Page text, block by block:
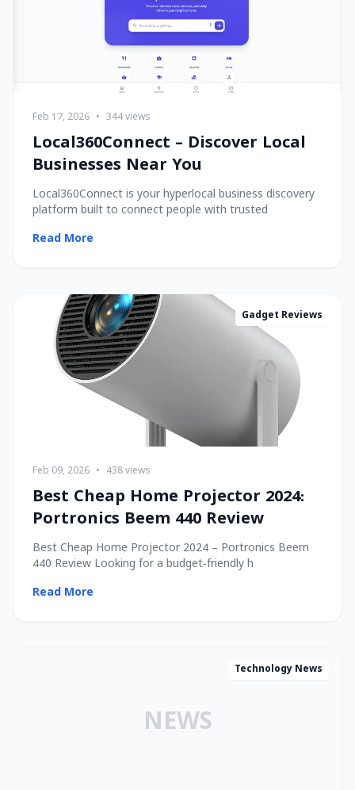
Feb 17, 2026 • 344 views
Local360Connect – Discover Local
Businesses Near You
Local360Connect is your hyperlocal business discovery
platform built to connect people with trusted
Read More
Gadget Reviews
Feb 09, 2026 • 438 views
Best Cheap Home Projector 2024:
Portronics Beem 440 Review
Best Cheap Home Projector 2024 – Portronics Beem
440 Review Looking for a budget-friendly h
Read More
NEWS
Technology News